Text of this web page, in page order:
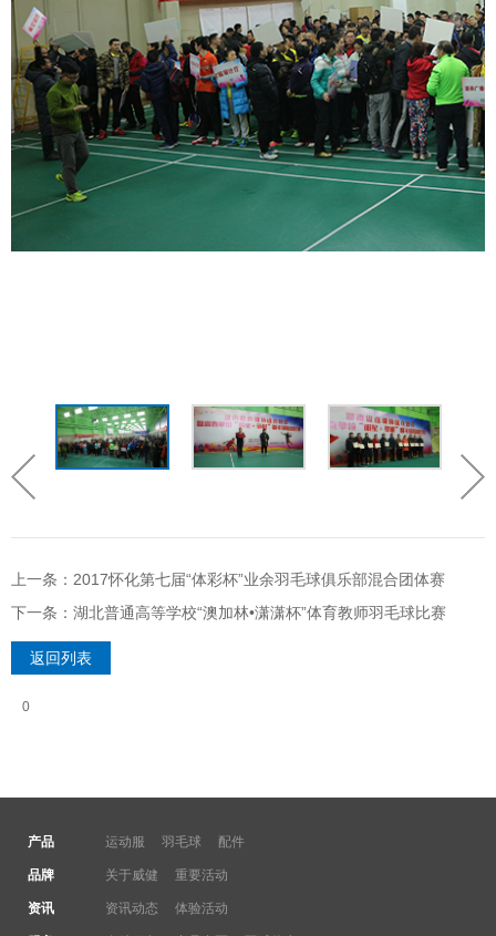
上一条：2017怀化第七届“体彩杯”业余羽毛球俱乐部混合团体赛
下一条：湖北普通高等学校“澳加林•潇潇杯”体育教师羽毛球比赛
返回列表
0
产品 运动服 羽毛球 配件
品牌 关于威健 重要活动
资讯 资讯动态 体验活动